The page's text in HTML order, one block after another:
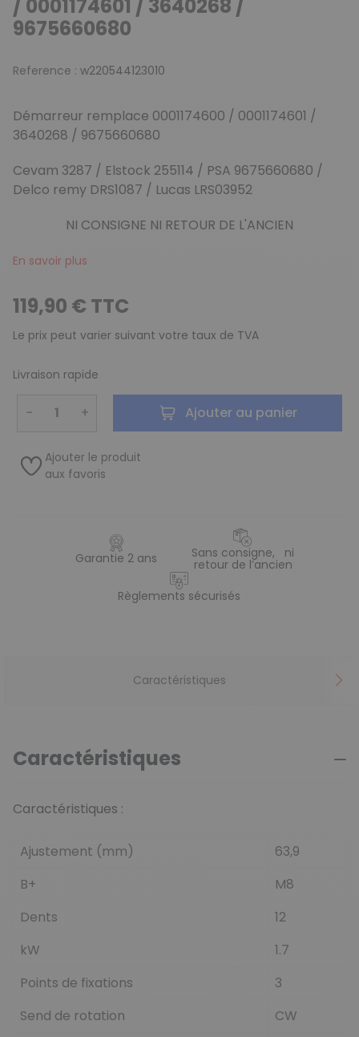
/ 0001174601 / 3640268 /
9675660680
Reference : w220544123010
Démarreur remplace 0001174600 / 0001174601 /
3640268 / 9675660680
Cevam 3287 / Elstock 255114 / PSA 9675660680 /
Delco remy DRS1087 / Lucas LRS03952
NI CONSIGNE NI RETOUR DE L'ANCIEN
En savoir plus
119,90 € TTC
Le prix peut varier suivant votre taux de TVA
Livraison rapide
− + Ajouter au panier
Ajouter le produit
aux favoris
Garantie 2 ans Sans consigne, ni
retour de l’ancien
Règlements sécurisés
Caractéristiques
Caractéristiques
Caractéristiques :
Ajustement (mm)
63,9
B+
M8
Dents
12
kW
1.7
Points de fixations
3
Send de rotation
CW